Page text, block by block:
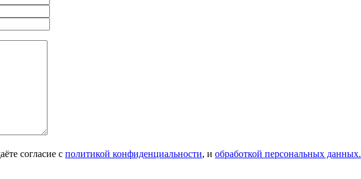
согласие с политикой конфиденциальности, и обработкой персональных данных.